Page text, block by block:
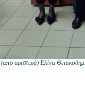
(από αριστερά) Ελίνα